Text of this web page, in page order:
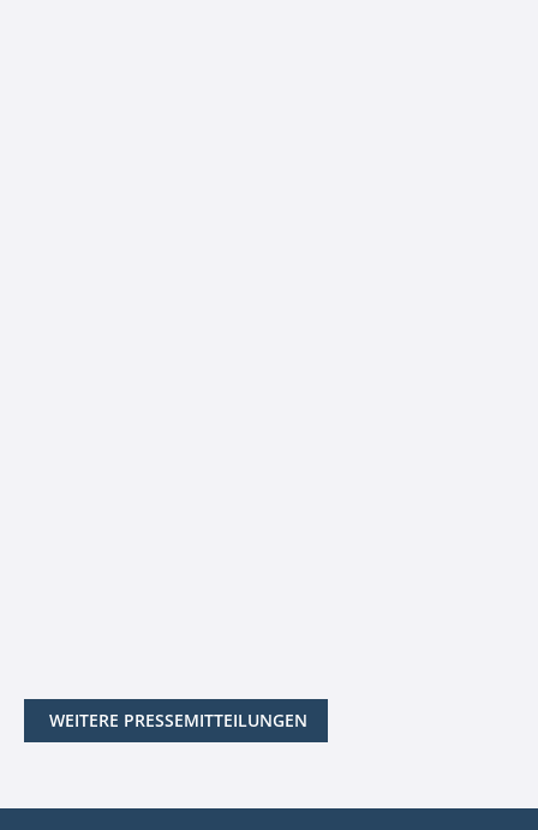
WEITERE PRESSEMITTEILUNGEN